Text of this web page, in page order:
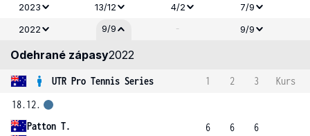
2023
13/12 4/2
7/9
2022
9/9 - 9/9
Odehrané zápasy2022
UTR Pro Tennis Series 1 2 3
Kurs
18.12.
Patton T.
6
6
6